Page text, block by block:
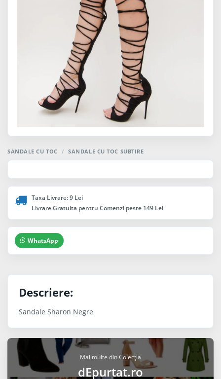
SANDALE CU TOC / SANDALE CU TOC SUBTIRE
Taxa Livrare: 9 Lei
Livrare Gratuita pentru Comenzi peste 149 Lei
WhatsApp
Descriere:
Sandale Sharon Negre
Mai multe din Colecția
dEpurtat.ro